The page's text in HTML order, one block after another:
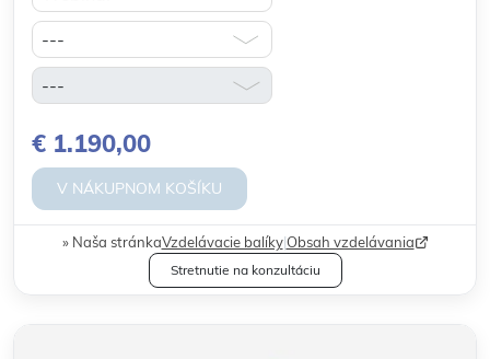
€ 1.190,00
V NÁKUPNOM KOŠÍKU
Naša stránkaVzdelávacie balíky|Obsah vzdelávania
Stretnutie na konzultáciu